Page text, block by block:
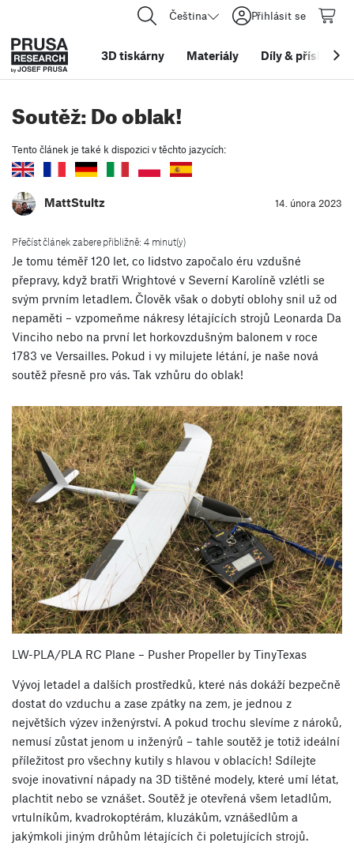
Čeština Přihlásit se
3D tiskárny Materiály Díly&
Soutěž: Do oblak!
Tento článek je také k dispozici v těchto jazycích:
MattStultz 14. února 2023
Přečíst článek zabere přibližně: 4 minut(y)
Je tomu téměř 120 let, co lidstvo započalo éru vzdušné
přepravy, když bratři Wrightové v Severní Karolíně vzlétli se
svým prvním letadlem. Člověk však o dobytí oblohy snil už od
nepaměti – vzpomeňme nákresy létajících strojů Leonarda Da
Vinciho nebo na první let horkovzdušným balonem v roce
1783 ve Versailles. Pokud i vy milujete létání, je naše nová
soutěž přesně pro vás. Tak vzhůru do oblak!
LW-PLA/PLA RC Plane – Pusher Propeller by TinyTexas
Vývoj letadel a dalších prostředků, které nás dokáží bezpečně
dostat do vzduchu a zase zpátky na zem, je jednou z
největších výzev inženýrství. A pokud trochu slevíme z nároků,
nemusí zůstat jenom u inženýrů – tahle soutěž je totiž ideální
příležitost pro všechny kutily s hlavou v oblacích! Sdílejte
svoje inovativní nápady na 3D tištěné modely, které umí létat,
plachtit nebo se vznášet. Soutěž je otevřená všem letadlům,
vrtulníkům, kvadrokoptérám, kluzákům, vznášedlům a
jakýmkoli jiným drůhům létajících či poletujících strojů.